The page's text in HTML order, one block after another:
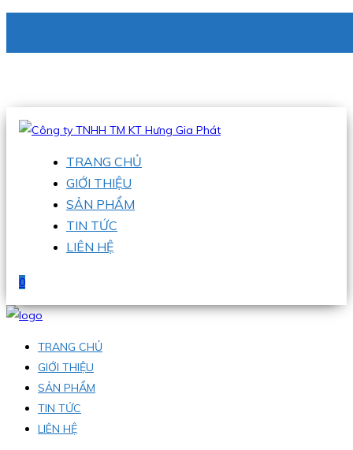
Hotline:0938 336 079
TRANG CHỦ
GIỚI THIỆU
SẢN PHẨM
TIN TỨC
LIÊN HỆ
0
TRANG CHỦ
GIỚI THIỆU
SẢN PHẨM
TIN TỨC
LIÊN HỆ